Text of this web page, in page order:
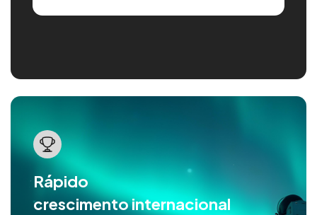
Rápido
crescimento internacional